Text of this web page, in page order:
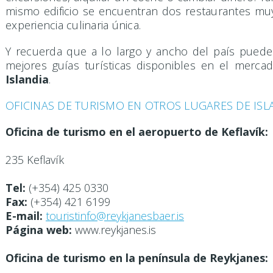
mismo edificio se encuentran dos restaurantes
experiencia culinaria única.
Y recuerda que a lo largo y ancho del país
mejores guías turísticas disponibles en el
Islandia.
OFICINAS DE TURISMO EN OTROS LUGARES DE
Oficina de turismo en el aeropuerto de Keflavík:
235 Keflavík
Tel: (+354) 425 0330
Fax: (+354) 421 6199
E-mail: touristinfo@reykjanesbaer.is
Página web: www.reykjanes.is
Oficina de turismo en la península de Reykjanes: